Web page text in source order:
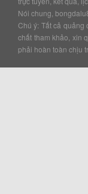
Nói chung,
Chú ý: Tất cả quảng
chất tham khảo, xin
phải hoàn toàn chịu